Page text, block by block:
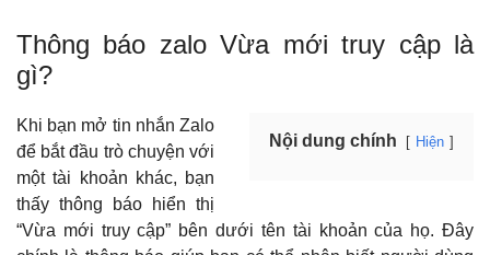
Thông báo zalo Vừa mới truy cập là
gì?
Nội dung chính Hiện
Khi bạn mở tin nhắn Zalo
để bắt đầu trò chuyện với
một tài khoản khác, bạn
thấy thông báo hiển thị
“Vừa mới truy cập” bên dưới tên tài khoản của họ. Đây